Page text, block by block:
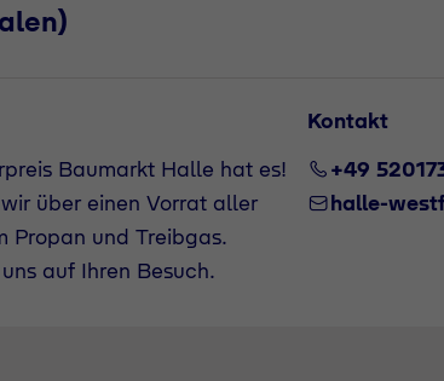
Baumarkt Halle hat es!
über einen Vorrat aller
Propan und Treibgas.
auf Ihren Besuch.
Kontakt
+49
halle-